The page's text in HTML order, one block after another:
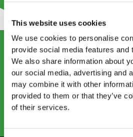
This website uses cookies
We use cookies to personalise
provide social media features and
We also share information about
our social media, advertising and
may combine it with other
provided to them or that they’ve
of their services.
KONTAKTIEREN
Termin
+41 52 269